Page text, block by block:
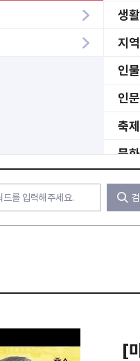
생
지
인
인문
축제
문
사
미
[